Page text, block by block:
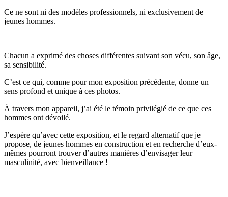
Ce ne sont ni des modèles professionnels, ni exclusivement de
jeunes hommes.
Chacun a exprimé des choses différentes suivant son vécu, son âge,
sa sensibilité.
C’est ce qui, comme pour mon exposition précédente, donne un
sens profond et unique à ces photos.
À travers mon appareil, j’ai été le témoin privilégié de ce que ces
hommes ont dévoilé.
J’espère qu’avec cette exposition, et le regard alternatif que je
propose, de jeunes hommes en construction et en recherche d’eux-
mêmes pourront trouver d’autres manières d’envisager leur
masculinité, avec bienveillance !